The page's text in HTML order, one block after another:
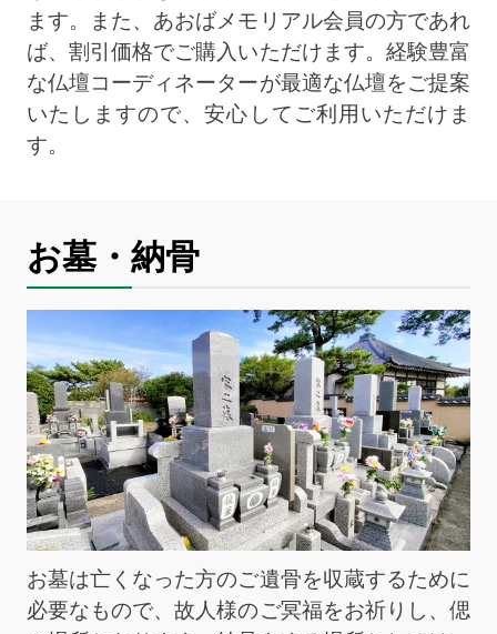
ます。また、あおばメモリアル会員の方であれ
ば、割引価格でご購入いただけます。経験豊富
な仏壇コーディネーターが最適な仏壇をご提案
いたしますので、安心してご利用いただけま
す。
お墓・納骨
お墓は亡くなった方のご遺骨を収蔵するために
必要なもので、故人様のご冥福をお祈りし、偲